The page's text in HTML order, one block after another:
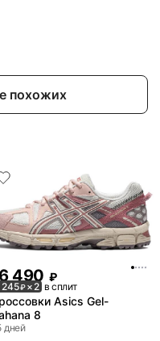
похожих
490 ₽
245₽× 2 в сплит
Asics Gel-
8
дней